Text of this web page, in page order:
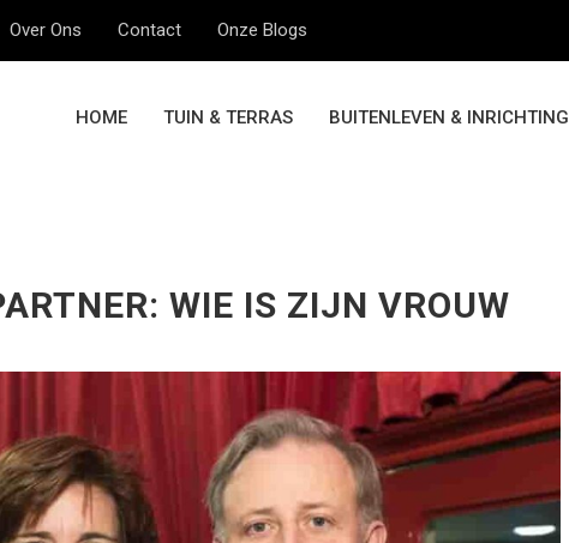
Over Ons Contact Onze Blogs
HOME TUIN & TERRAS BUITENLEVEN & INRICHTING
WIE IS ZIJN VROUW